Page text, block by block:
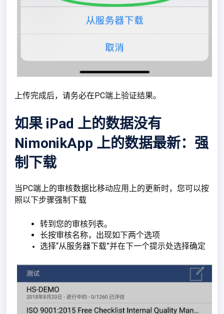
上传完成后，请务必在PC端上验证结果。
如果 iPad 上的数据没有
NimonikApp 上的数据最新：强
制下载
当PC端上的审核数据比移动应用上的更新时，您可以按
照以下步骤强制下载
转到您的审核列表。
长按审核名称，出现如下两个选项
选择“从服务器下载”并在下一个提示处选择确定